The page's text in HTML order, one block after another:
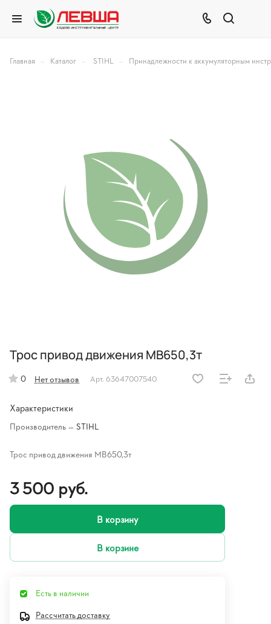
Главная – Каталог – STIHL – Принадлежности к аккумуляторным
Трос привод движения МВ650,3т
0 Нет отзывов Арт. 63647007540
Характеристики
Производитель — STIHL
Трос привод движения МВ650,3т
3 500 руб.
В корзину
В корзине
Есть в наличии
Рассчитать доставку